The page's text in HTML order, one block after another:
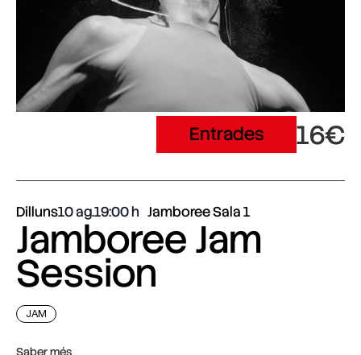
Entrades 16€
Dilluns10 ag.19:00 Jamboree Sala 1
Jamboree Jam
Session
JAM
Saber més